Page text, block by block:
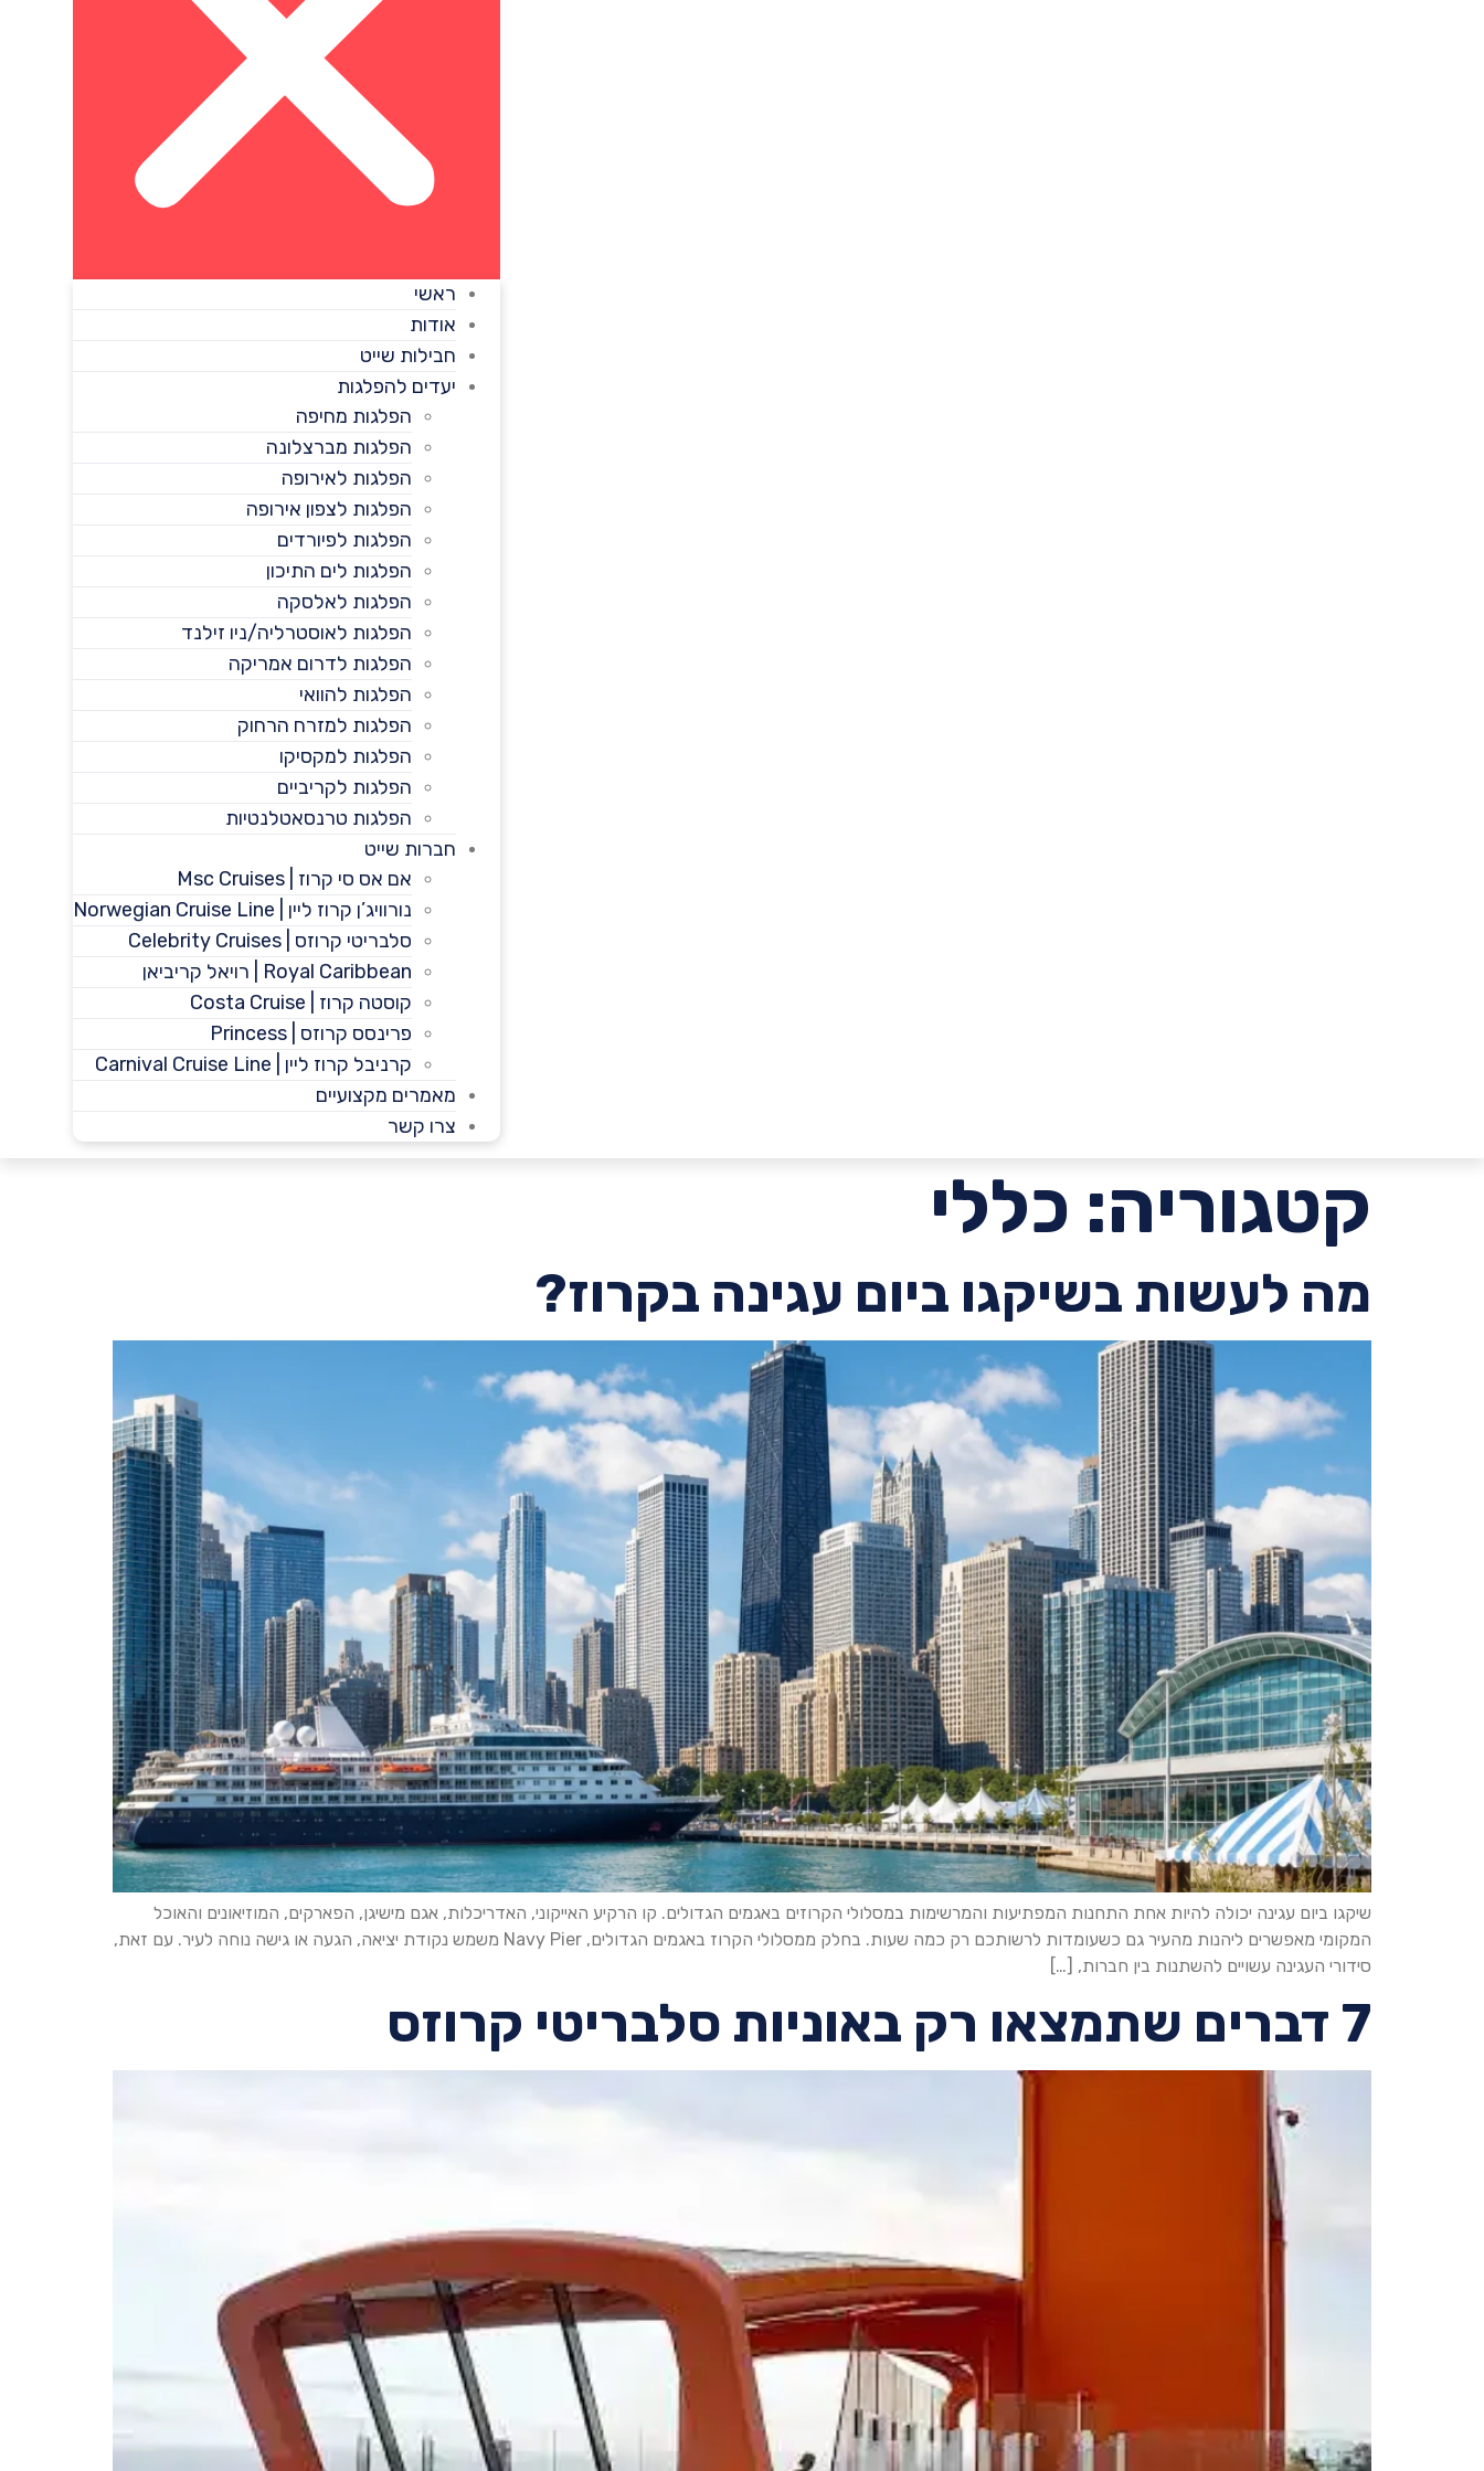
ראשי
אודות
חבילות שייט
יעדים להפלגות
הפלגות מחיפה
הפלגות מברצלונה
הפלגות לאירופה
הפלגות לצפון אירופה
הפלגות לפיורדים
הפלגות לים התיכון
הפלגות לאלסקה
הפלגות לאוסטרליה/ניו זילנד
הפלגות לדרום אמריקה
הפלגות להוואי
הפלגות למזרח הרחוק
הפלגות למקסיקו
הפלגות לקריביים
הפלגות טרנסאטלנטיות
חברות שייט
אם אס סי קרוז | Msc Cruises
נורוויג’ן קרוז ליין | Norwegian Cruise Line
סלבריטי קרוזס | Celebrity Cruises
Royal Caribbean | רויאל קריביאן
קוסטה קרוז | Costa Cruise
פרינסס קרוזס | Princess
קרניבל קרוז ליין | Carnival Cruise Line
מאמרים מקצועיים
צרו קשר
קטגוריה: כללי
מה לעשות בשיקגו ביום עגינה בקרוז?
שיקגו ביום עגינה יכולה להיות אחת התחנות המפתיעות והמרשימות במסלולי הקרוזים באגמים הגדולים. קו הרקיע האייקוני, האדריכלות, אגם מישיגן, הפארקים, המוזיאונים והאוכל
המקומי מאפשרים ליהנות מהעיר גם כשעומדות לרשותכם רק כמה שעות. בחלק ממסלולי הקרוז באגמים הגדולים, Navy Pier משמש נקודת יציאה, הגעה או גישה נוחה לעיר. עם זאת,
סידורי העגינה עשויים להשתנות בין חברות, […]
7 דברים שתמצאו רק באוניות סלבריטי קרוזס